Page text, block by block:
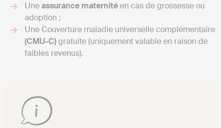
Uneassurance maternitéen cas de grossesse ou
adoption ;
Une Couverture maladie universelle complémentaire
(CMU-C)gratuite (uniquement valable en raison de
faibles revenus).